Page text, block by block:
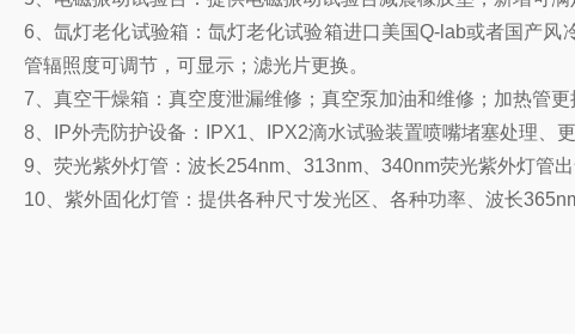
6、氙灯老化试验箱：氙灯老化试验箱进口美国Q-lab或者国产
管辐照度可调节，可显示；滤光片更换。
7、真空干燥箱：真空度泄漏维修；真空泵加油和维修；加热管
8、IP外壳防护设备：IPX1、IPX2滴水试验装置喷嘴堵塞处理、
9、荧光紫外灯管：波长254nm、313nm、340nm荧光紫外灯管出
10、紫外固化灯管：提供各种尺寸发光区、各种功率、波长